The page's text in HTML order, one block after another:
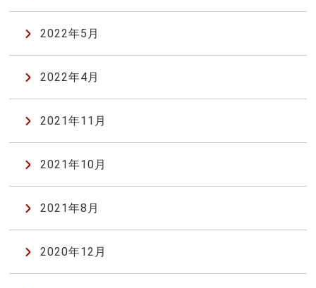
2022年5月
2022年4月
2021年11月
2021年10月
2021年8月
2020年12月